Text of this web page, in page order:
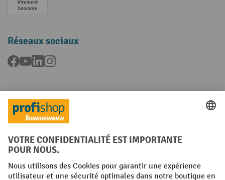
Paiement anticipé
Réseaux sociaux
Facebook
YouTubeLinkedInInstagram
Langues
FR NL
Conditions générales Mentions légales